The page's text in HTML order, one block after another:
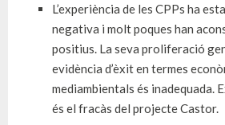
L’experiència de les CPPs ha
negativa i molt poques han
positius. La seva proliferació
evidència d’èxit en termes
mediambientals és inadequada.
és el fracàs del projecte Castor.